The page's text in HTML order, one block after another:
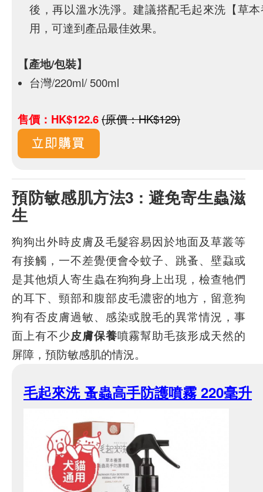
後，再以溫水洗淨。建議搭配毛起來洗【草
用，可達到產品最佳效果。
【產地/包裝】
台灣/220ml/ 500ml
售價：HK$122.6(原價：HK$129)
預防敏感肌方法3 : 避免寄生蟲滋
生
狗狗出外時皮膚及毛髮容易因於地面及草叢等
有接觸，一不差覺便會令蚊子、跳蚤、壁蝨或
是其他煩人寄生蟲在狗狗身上出現，檢查牠們
的耳下、頸部和腹部皮毛濃密的地方，留意狗
狗有否皮膚過敏、感染或脫毛的異常情況，事
面上有不少皮膚保養噴霧幫助毛孩形成天然的
屏障，預防敏感肌的情況。
毛起來洗 蚤蟲高手防護噴霧 220毫升